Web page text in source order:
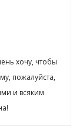
хочу, чтобы
пожалуйста,
и всяким